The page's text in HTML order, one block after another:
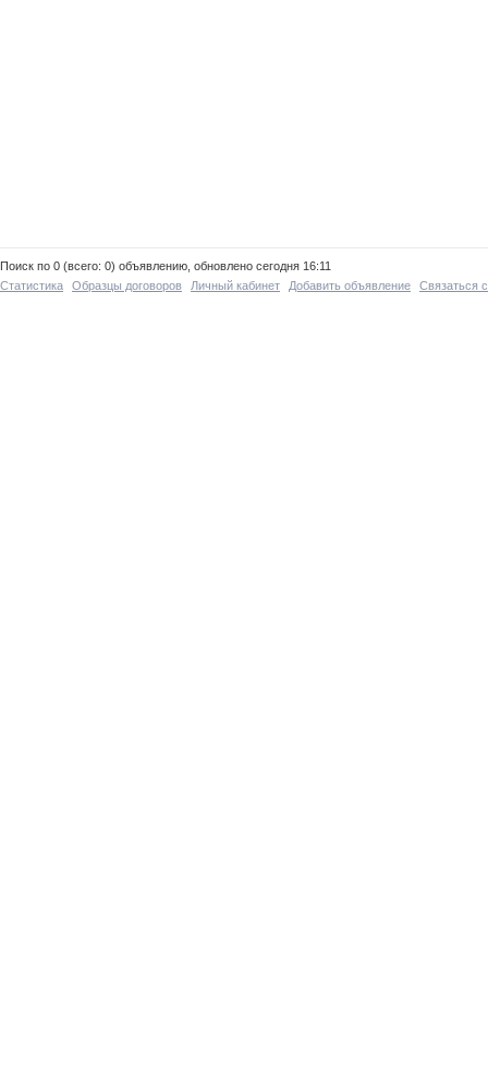
Поиск по 0 (всего: 0) объявлению, обновлено сегодня 16:11
Статистика
Образцы договоров Личный кабинет Добавить объявление Связаться